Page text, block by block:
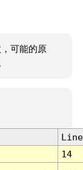
可能的原
Line
14